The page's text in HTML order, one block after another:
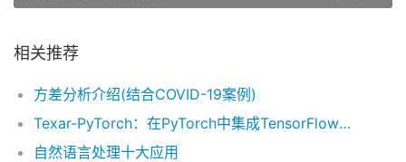
相关推荐
方差分析介绍(结合COVID-19案例)
Texar-PyTorch：在PyTorch中集成TensorFlow的最佳特性
自然语言处理十大应用